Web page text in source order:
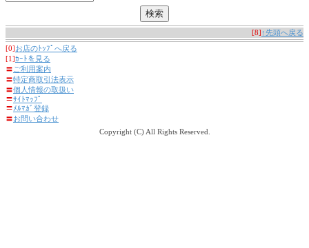
[8]↑先頭へ戻る
[0]お店のﾄｯﾌﾟへ戻る
[1]ｶｰﾄを見る
〓 ご利用案内
〓特定商取引法表示
〓個人情報の取扱い
〓ｻｲﾄﾏｯﾌﾟ
〓ﾒﾙﾏｶﾞ登録
〓お問い合わせ
Copyright (C) All Rights Reserved.